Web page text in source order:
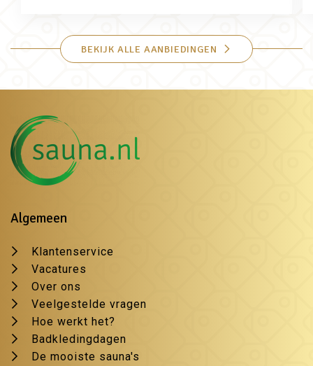
BEKIJK ALLE AANBIEDINGEN
Algemeen
Klantenservice
Vacatures
Over ons
Veelgestelde vragen
Hoe werkt het?
Badkledingdagen
De mooiste sauna's